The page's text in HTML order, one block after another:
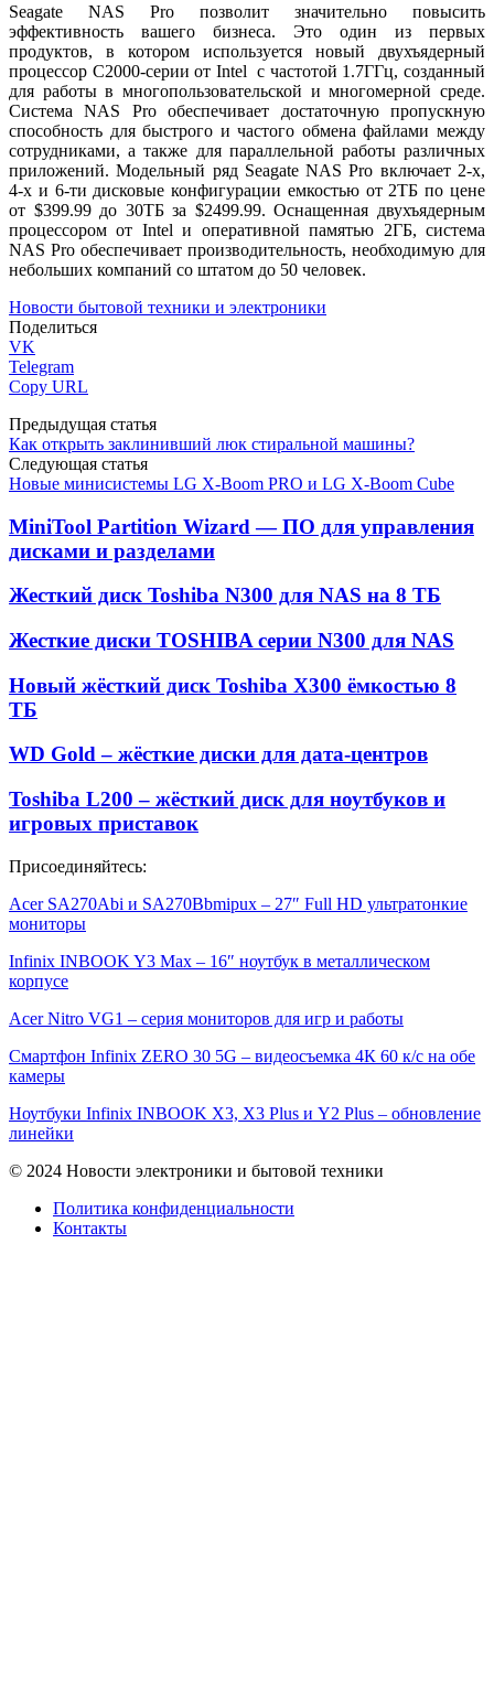
Seagate NAS Pro позволит значительно повысить
эффективность вашего бизнеса. Это один из первых
продуктов, в котором используется новый двухъядерный
процессор C2000-серии от Intel с частотой 1.7ГГц, созданный
для работы в многопользовательской и многомерной среде.
Система NAS Pro обеспечивает достаточную пропускную
способность для быстрого и частого обмена файлами между
сотрудниками, а также для параллельной работы различных
приложений. Модельный ряд Seagate NAS Pro включает 2-х,
4-х и 6-ти дисковые конфигурации емкостью от 2ТБ по цене
от $399.99 до 30ТБ за $2499.99. Оснащенная двухъядерным
процессором от Intel и оперативной памятью 2ГБ, система
NAS Pro обеспечивает производительность, необходимую для
небольших компаний со штатом до 50 человек.
Новости бытовой техники и электроники
Поделиться
VK
Telegram
Copy URL
Предыдущая статья
Как открыть заклинивший люк стиральной машины?
Следующая статья
Новые минисистемы LG X-Boom PRO и LG X-Boom Cube
MiniTool Partition Wizard — ПО для управления
дисками и разделами
Жесткий диск Toshiba N300 для NAS на 8 ТБ
Жесткие диски TOSHIBA серии N300 для NAS
Новый жёсткий диск Toshiba X300 ёмкостью 8
ТБ
WD Gold – жёсткие диски для дата-центров
Toshiba L200 – жёсткий диск для ноутбуков и
игровых приставок
Присоединяйтесь:
Acer SA270Abi и SA270Bbmipux – 27″ Full HD ультратонкие
мониторы
Infinix INBOOK Y3 Max – 16″ ноутбук в металлическом
корпусе
Acer Nitro VG1 – серия мониторов для игр и работы
Смартфон Infinix ZERO 30 5G – видеосъемка 4К 60 к/с на обе
камеры
Ноутбуки Infinix INBOOK X3, X3 Plus и Y2 Plus – обновление
линейки
© 2024 Новости электроники и бытовой техники
Политика конфиденциальности
Контакты